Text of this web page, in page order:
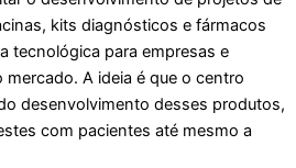
kits diagnósticos e fármacos
tecnológica para empresas e
A ideia é que o centro
desenvolvimento desses produtos,
com pacientes até mesmo a